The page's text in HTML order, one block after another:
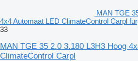
MAN TGE
4x4 Automaat LED ClimateControl Carpl
33
MAN TGE 35 2.0 3.180 L3H3 Hoog
ClimateControl Carpl